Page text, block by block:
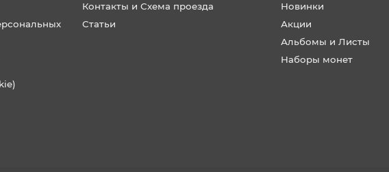
Контакты и Схема проезда
Статьи
Новинки
Акции
Альбомы и Листы
Наборы монет